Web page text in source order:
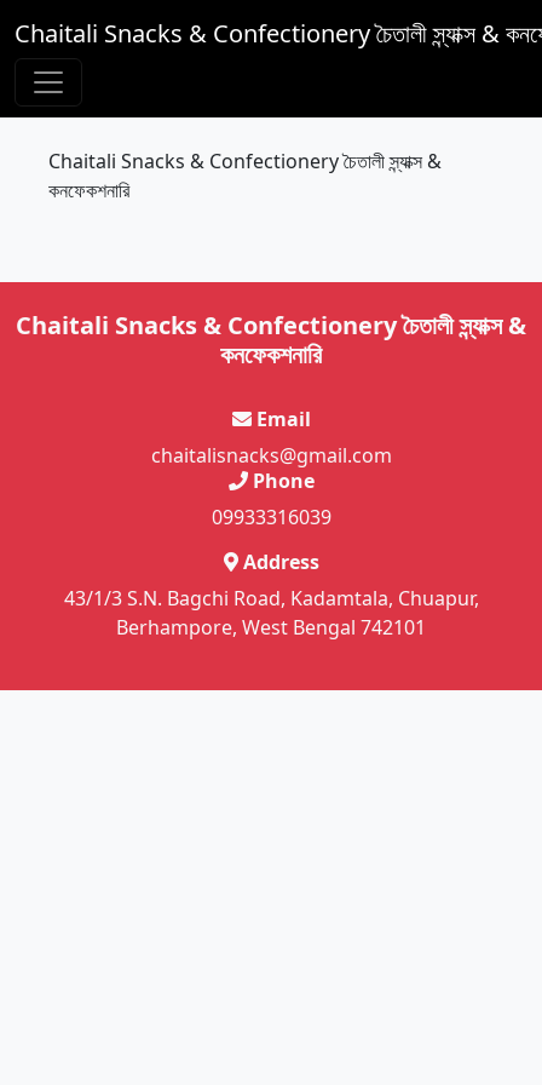
Chaitali Snacks & Confectionery চৈতালী স্ন্যাক্স &
Chaitali Snacks & Confectionery চৈতালী স্ন্যাক্স &
কনফেকশনারি
Chaitali Snacks & Confectionery চৈতালী স্ন্যাক্স &
কনফেকশনারি
Email
chaitalisnacks@gmail.com
Phone
09933316039
Address
43/1/3 S.N. Bagchi Road, Kadamtala, Chuapur,
Berhampore, West Bengal 742101